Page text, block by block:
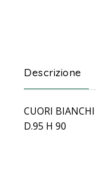
Descrizione
CUORI BIANCHI
D.95 H 90